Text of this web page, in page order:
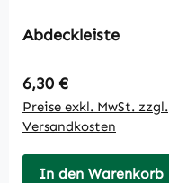
Abdeckleiste
Regulärer Preis:
6,30 €
Preise exkl. MwSt. zzgl.
Versandkosten
In den Warenkorb